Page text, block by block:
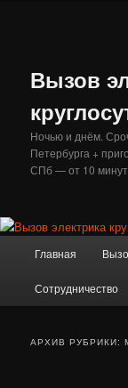
Вызов
Ночью и днём.
Петербурга +
СПб — от 10
Главная
Сотрудничество
АРХИВ РУБРИКИ: